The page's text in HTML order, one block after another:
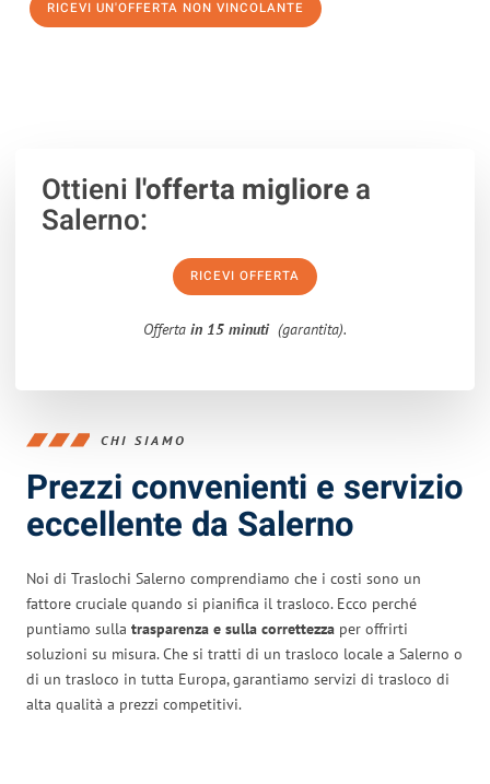
RICEVI UN'OFFERTA NON VINCOLANTE
Ottieni l'offerta migliorea
Salerno:
RICEVI OFFERTA
Offerta in 15 minuti (garantita).
CHI SIAMO
Prezzi convenienti e servizio
eccellente da Salerno
Noi di Traslochi Salerno comprendiamo che i costi sono un
fattore cruciale quando si pianifica il trasloco. Ecco perché
puntiamo sulla trasparenza e sulla correttezza per offrirti
soluzioni su misura. Che si tratti di un trasloco locale a Salerno o
di un trasloco in tutta Europa, garantiamo servizi di trasloco di
alta qualità a prezzi competitivi.